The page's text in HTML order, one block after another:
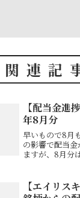
関連記
【配当金進
年8月分
早いもので8月
の影響で配当
ますが、8月分
【エイリス